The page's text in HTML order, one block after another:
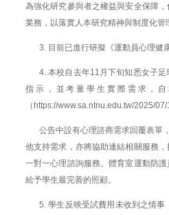
為強化研究參與者之權益與安全保障
業務，以落實人本研究精神與制度化管
3. 目前已進行研擬《運動員心理健
4. 本校自去年11月下旬知悉女子
指示，並考量學生實際需求，
（ https://www.sa.ntnu.edu.tw/2025/
公告中設有心理諮商需求回覆表單
他支持需求，亦將協助連結相關服務
一對一心理諮詢服務。體育室運動防
給予學生最完善的照顧。
5. 學生反映受試費用未收到之情